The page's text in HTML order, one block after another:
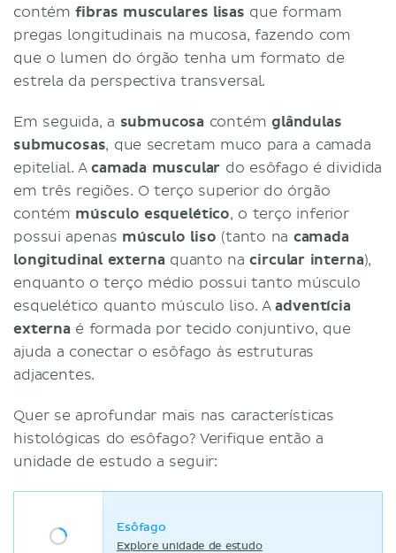
contémfibras musculares lisas que formam
pregas longitudinais na mucosa, fazendo com
que o lumen do órgão tenha um formato de
estrela da perspectiva transversal.
Em seguida, a submucosa contémglândulas
submucosas, que secretam muco para a camada
epitelial. Acamada muscular do esôfago é dividida
em três regiões. O terço superior do órgão
contém músculo esquelético, o terço inferior
possui apenas músculo liso (tanto na camada
longitudinal externa quanto nacircular interna),
enquanto o terço médio possui tanto músculo
esquelético quanto músculo liso. Aadventícia
externa é formada por tecido conjuntivo, que
ajuda a conectar o esôfago às estruturas
adjacentes.
Quer se aprofundar mais nas características
histológicas do esôfago? Verifique então a
unidade de estudo a seguir:
Esôfago
Explore unidade de estudo